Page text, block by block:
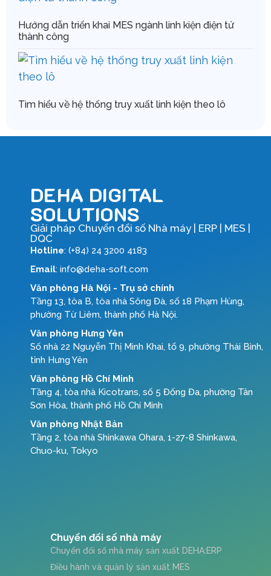
Hướng dẫn triển khai MES ngành linh kiện điện tử
thành công
Tìm hiểu về hệ thống truy xuất linh kiện theo lô
DEHA DIGITAL
SOLUTIONS
Giải pháp Chuyển đổi số Nhà máy | ERP | MES |
DQC
Hotline: (+84) 24 3200 4183
Email: info@deha-soft.com
Văn phòng Hà Nội - Trụ sở chính
Tầng 13, tòa B, tòa nhà Sông Đà, số 18 Phạm Hùng,
phường Từ Liêm, thành phố Hà Nội.
Văn phòng Hưng Yên
Số nhà 22 Nguyễn Thị Minh Khai, tổ 9, phường Thái Bình,
tỉnh Hưng Yên
Văn phòng Hồ Chí Minh
Tầng 4, tòa nhà Kicotrans, số 5 Đống Đa, phường Tân
Sơn Hòa, thành phố Hồ Chí Minh
Văn phòng Nhật Bản
Tầng 2, tòa nhà Shinkawa Ohara, 1-27-8 Shinkawa,
Chuo-ku, Tokyo
Chuyển đổi số nhà máy
Chuyển đổi số nhà máy sản xuất DEHA:ERP
Điều hành và quản lý sản xuất MES